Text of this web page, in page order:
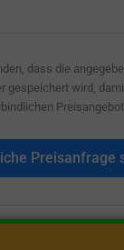
dass die
gespeichert wird,
Preisanfrage